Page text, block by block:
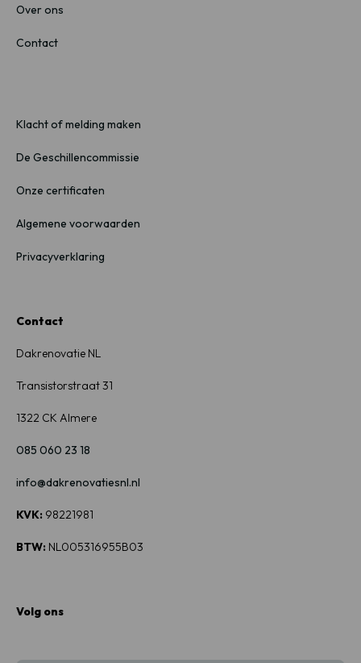
Over ons
Contact
Klacht of melding maken
De Geschillencommissie
Onze certificaten
Algemene voorwaarden
Privacyverklaring
Contact
Dakrenovatie NL
Transistorstraat31
1322 CK Almere
085 060 23 18
info@dakrenovatiesnl.nl
KVK: 98221981
BTW: NL005316955B03
Volg ons